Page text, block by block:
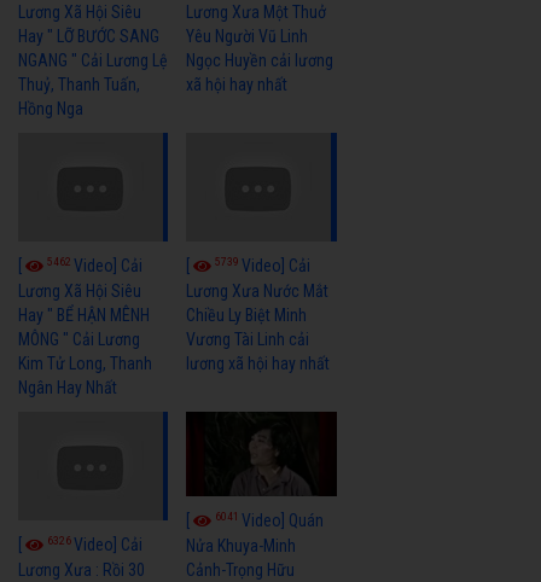
Lương Xã Hội Siêu
Hay " LỠ BƯỚC SANG
NGANG " Cải Lương Lệ
Thuỷ, Thanh Tuấn,
Hồng Nga
Lương Xưa Một Thuở
Yêu Người Vũ Linh
Ngọc Huyền cải lương
xã hội hay nhất
5462 Video] Cải
Lương Xã Hội Siêu
Hay " BỂ HẬN MÊNH
MÔNG " Cải Lương
Kim Tử Long, Thanh
Ngân Hay Nhất
5739Video] Cải
Lương Xưa Nước Mắt
Chiều Ly Biệt Minh
Vương Tài Linh cải
lương xã hội hay nhất
6326Video] Cải
Lương Xưa : Rồi 30
6041Video] Quán
Nửa Khuya-Minh
Cảnh-Trọng Hữu